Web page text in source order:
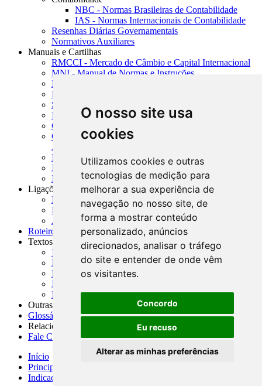
O nosso site usa
cookies
Utilizamos cookies e outras
tecnologias de medição para
melhorar a sua experiência de
navegação no nosso site, de
forma a mostrar conteúdo
personalizado, anúncios
direcionados, analisar o tráfego
do site e entender de onde vêm
os visitantes.
Concordo
Eu recuso
Alterar as minhas preferências
NBC - Normas Brasileiras de Contabilidade
IAS - Normas Internacionais de Contabilidade
Resenhas Diárias Governamentais
Normativos Auxiliares
Manuais e Cartilhas
RMCCI - Mercado de Câmbio e Capital Internacional
MNI - Manual de Normas e Instruções
MTVM - Manual de Títulos e Valores Mobiliários
MCR - Manual de Crédito Rural
SISORF - Manual de Organização do SFN
MASUP - Manual de Supervisão Bancária
CADOC - Catálogo de Documentos
CNAE-CONCLA - Classificação Nacional de
Atividades Econômicas
PMF - Cartilhas do BCB
Manuais Auxiliares do BCB e Cosif-e
Resenhas Diárias Governamentais
Ligações Externas
Links Úteis
Presidência da República
Agências Nacionais Reguladoras
Roteiros para Estudos
Textos
Índice de Textos
Editorial
Monografias
Na Imprensa
Fórum de Discussão
Outras ferramentas
Glossário
Relacionamento
Fale Conosco
Início
Principais notícias
Indicadores